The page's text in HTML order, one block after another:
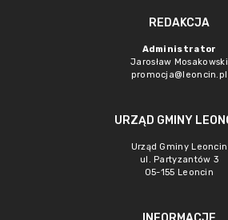
REDAKCJA
Administrator
Jarosław Mosakowski
promocja@leoncin.pl
URZĄD GMINY
Urząd Gminy Leoncin
ul. Partyzantów 3
05-155 Leoncin